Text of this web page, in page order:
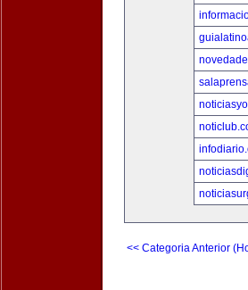
<< Categoria Anterior